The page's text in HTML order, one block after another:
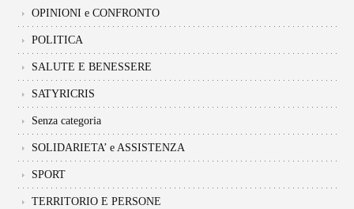
OPINIONI e CONFRONTO
POLITICA
SALUTE E BENESSERE
SATYRICRIS
Senza categoria
SOLIDARIETA’ e ASSISTENZA
SPORT
TERRITORIO E PERSONE